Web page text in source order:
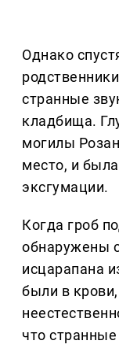
Однако
странные
кладбища.
могилы
место, и
эксгумации.
Когда гроб
обнаружены
исцарапана
были в
что